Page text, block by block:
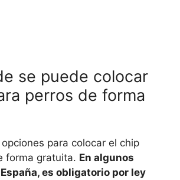
se puede colocar
perros de forma
para colocar el chip
forma gratuita. En algunos
es obligatorio por ley